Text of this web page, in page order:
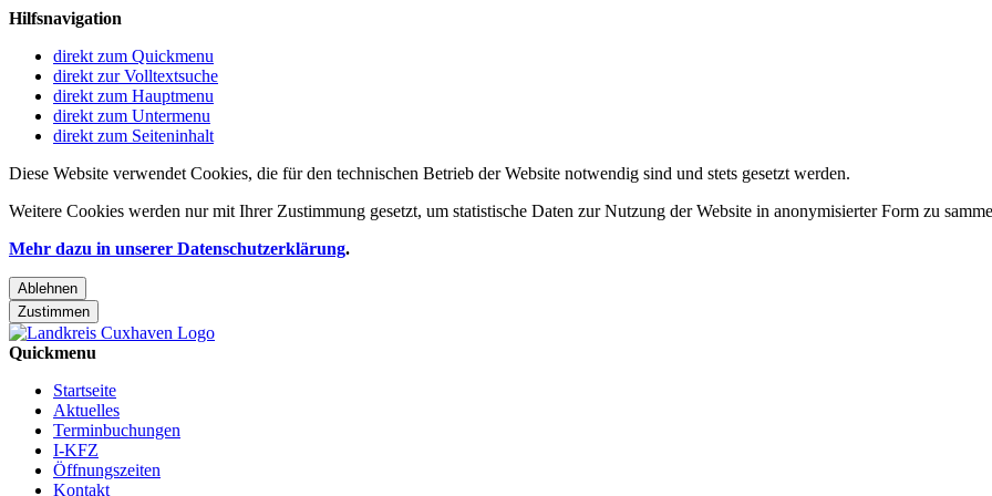
Hilfsnavigation
direkt zum Quickmenu
direkt zur Volltextsuche
direkt zum Hauptmenu
direkt zum Untermenu
direkt zum Seiteninhalt
Diese Website verwendet Cookies, die für den technischen Betrieb der Website notwendig sind und stets gesetzt werden.
Weitere Cookies werden nur mit Ihrer Zustimmung gesetzt, um statistische Daten zur Nutzung der Website in anonymisierter Form zu
Mehr dazu in unserer Datenschutzerklärung.
Ablehnen
Zustimmen
Quickmenu
Startseite
Aktuelles
Terminbuchungen
I-KFZ
Öffnungszeiten
Kontakt